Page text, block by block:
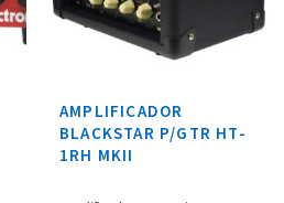
AMPLIFICADOR
BLACKSTAR P/GTR HT-
1RH MKII